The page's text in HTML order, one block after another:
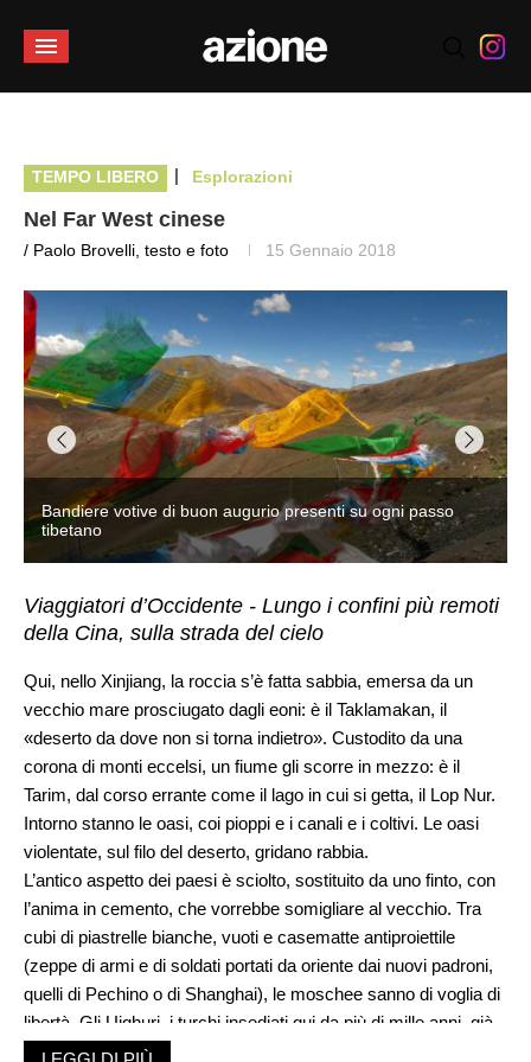
TEMPO LIBERO | Esplorazioni
Nel Far West cinese
/ Paolo Brovelli, testo e foto 15 Gennaio 2018
Bandiere votive di buon augurio presenti su ogni passo
tibetano
Viaggiatori d’Occidente - Lungo i confini più remoti
della Cina, sulla strada del cielo
Qui, nello Xinjiang, la roccia s’è fatta sabbia, emersa da un
vecchio mare prosciugato dagli eoni: è il Taklamakan, il
«deserto da dove non si torna indietro». Custodito da una
corona di monti eccelsi, un fiume gli scorre in mezzo: è il
Tarim, dal corso errante come il lago in cui si getta, il Lop Nur.
Intorno stanno le oasi, coi pioppi e i canali e i coltivi. Le oasi
violentate, sul filo del deserto, gridano rabbia.
L’antico aspetto dei paesi è sciolto, sostituito da uno finto, con
l’anima in cemento, che vorrebbe somigliare al vecchio. Tra
cubi di piastrelle bianche, vuoti e casematte antiproiettile
(zeppe di armi e di soldati portati da oriente dai nuovi padroni,
quelli di Pechino o di Shanghai), le moschee sanno di voglia di
libertà. Gli Uighuri, i turchi insediati qui da più di mille anni, già
più volte signori dell’Asia Centrale, chinano la testa di fronte al